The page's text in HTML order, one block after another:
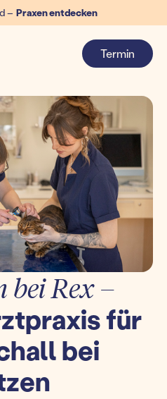
– Praxen entdecken
Termin
bei Rex –
für
bei